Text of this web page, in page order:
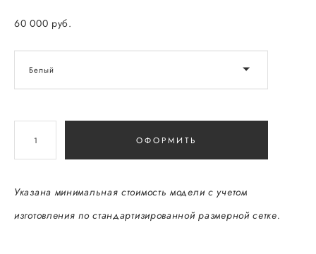
60 000 pуб.
Белый
ОФОРМИТЬ
Указана минимальная стоимость модели с учетом
изготовления по стандартизированной размерной сетке.